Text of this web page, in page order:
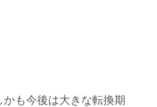
も今後は大きな転換期